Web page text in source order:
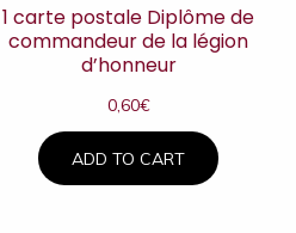
1 carte postale Diplôme de
commandeur de la légion
d’honneur
0,60€
ADD TO CART